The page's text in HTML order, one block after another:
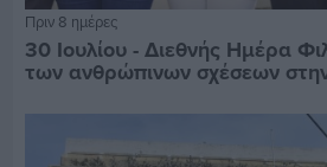
Πριν 8 ημέρες
30 Ιουλίου - Διεθνής Ημέρα
των ανθρώπινων σχέσεων